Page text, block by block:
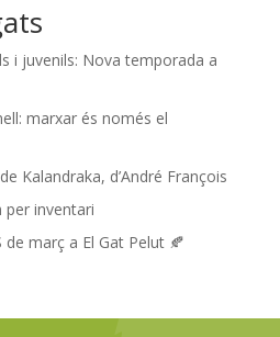
i juvenils: Nova temporada a
marxar és només el
Kalandraka, d’André François
per inventari
de març a El Gat Pelut 🍂